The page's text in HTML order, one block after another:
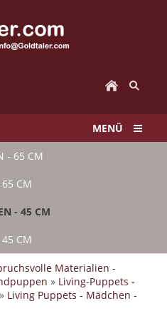
MENÜ
- 65 CM
65 CM
- 45 CM
45 CM
Materialien -
» Living-Puppets -
» Living Puppets - Mädchen -